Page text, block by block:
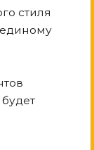
стиля